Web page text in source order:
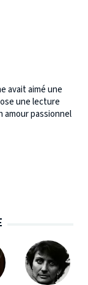
avait aimé une
une lecture
amour passionnel